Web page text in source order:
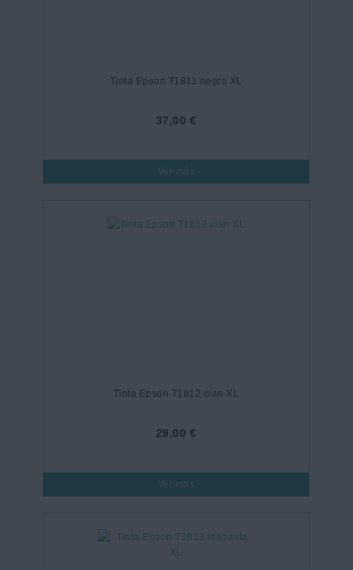
Tinta Epson T1811 negro XL
37,00 €
Ver más
Tinta Epson T1812 cian XL
29,00 €
Ver más